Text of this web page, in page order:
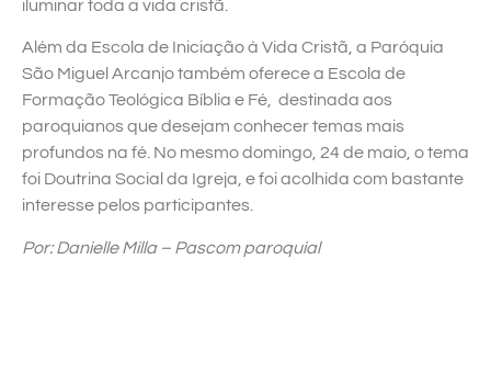
iluminar toda a vida cristã.
Além da Escola de Iniciação à Vida Cristã, a Paróquia
São Miguel Arcanjo também oferece a Escola de
Formação Teológica Bíblia e Fé, destinada aos
paroquianos que desejam conhecer temas mais
profundos na fé. No mesmo domingo, 24 de maio, o tema
foi Doutrina Social da Igreja, e foi acolhida com bastante
interesse pelos participantes.
Por: Danielle Milla – Pascom paroquial